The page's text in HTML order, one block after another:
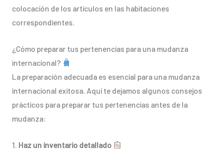
colocación de los artículos en las habitaciones
correspondientes.
¿Cómo preparar tus pertenencias para una mudanza
internacional?
La preparación adecuada es esencial para una mudanza
internacional exitosa. Aquí te dejamos algunos consejos
prácticos para preparar tus pertenencias antes de la
mudanza:
1. Haz un inventario detallado